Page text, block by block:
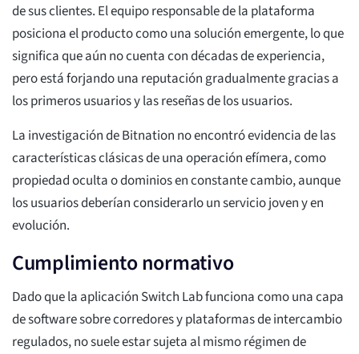
de sus clientes. El equipo responsable de la plataforma
posiciona el producto como una solución emergente, lo que
significa que aún no cuenta con décadas de experiencia,
pero está forjando una reputación gradualmente gracias a
los primeros usuarios y las reseñas de los usuarios.
La investigación de Bitnation no encontró evidencia de las
características clásicas de una operación efímera, como
propiedad oculta o dominios en constante cambio, aunque
los usuarios deberían considerarlo un servicio joven y en
evolución.
Cumplimiento normativo
Dado que la aplicación Switch Lab funciona como una capa
de software sobre corredores y plataformas de intercambio
regulados, no suele estar sujeta al mismo régimen de